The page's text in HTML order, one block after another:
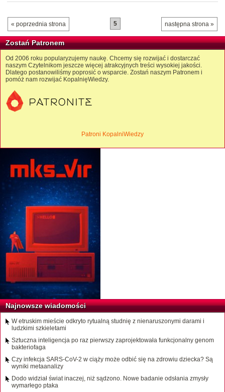
« poprzednia strona następna strona »
5
Zostań Patronem
Od 2006 roku popularyzujemy naukę. Chcemy się rozwijać i dostarczać
naszym Czytelnikom jeszcze więcej atrakcyjnych treści wysokiej jakości.
Dlatego postanowiliśmy poprosić o wsparcie. Zostań naszym Patronem i
pomóż nam rozwijać KopalnięWiedzy.
Patroni KopalniWiedzy
Najnowsze wiadomości
W etruskim mieście odkryto rytualną studnię z nienaruszonymi darami i
ludzkimi szkieletami
Sztuczna inteligencja po raz pierwszy zaprojektowała funkcjonalny genom
bakteriofaga
Czy infekcja SARS-CoV-2 w ciąży może odbić się na zdrowiu dziecka? Są
wyniki metaanalizy
Dodo widział świat inaczej, niż sądzono. Nowe badanie odsłania zmysły
wymarłego ptaka